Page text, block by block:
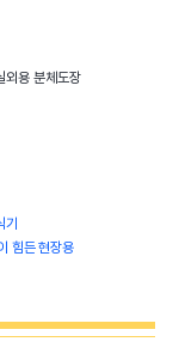
외용 분체도장
힘든 현장용